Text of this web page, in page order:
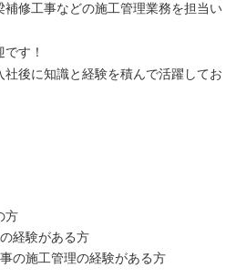
修工事などの施工管理業務を担当い
す！
後に知識と経験を積んで活躍してお
方
経験がある方
の施工管理の経験がある方